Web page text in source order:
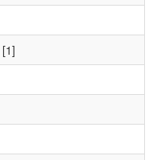
[1]